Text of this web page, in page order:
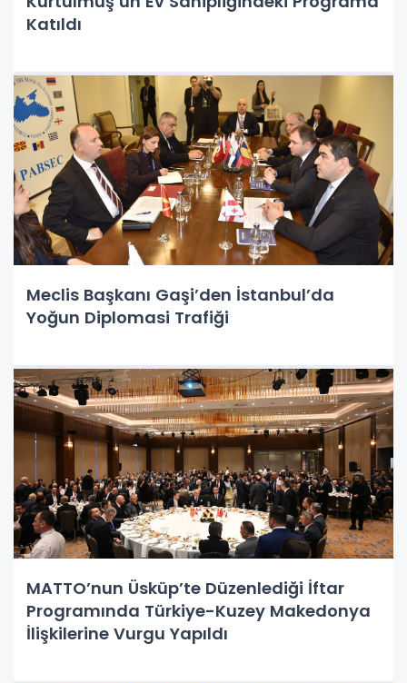
Katıldı
Meclis Başkanı Gaşi’den İstanbul’da
Yoğun Diplomasi Trafiği
MATTO’nun Üsküp’te Düzenlediği İftar
Programında Türkiye-Kuzey Makedonya
İlişkilerine Vurgu Yapıldı